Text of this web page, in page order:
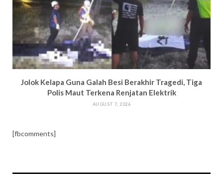
Jolok Kelapa Guna Galah Besi Berakhir Tragedi, Tiga
Polis Maut Terkena Renjatan Elektrik
AUGUST 7, 2026
[fbcomments]